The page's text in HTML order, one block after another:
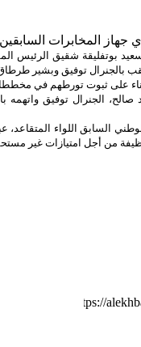
بوتفليقة شقيق الرئيس
بالجنرال توفيق وبشير
على ثبوت تورطهم في
صالح، الجنرال توفيق
من أجل امتيازات غير